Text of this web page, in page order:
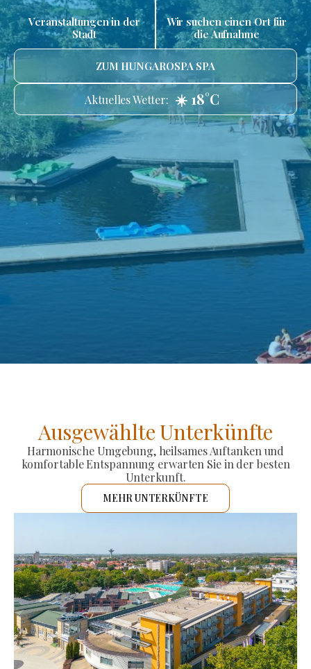
Veranstaltungen in der
Stadt
Wir suchen einen Ort für
die Aufnahme
ZUM HUNGAROSPA SPA
Aktuelles Wetter: ☀️ 18°C
Ausgewählte Unterkünfte
Harmonische Umgebung, heilsames Auftanken und
komfortable Entspannung erwarten Sie in der besten
Unterkunft.
MEHR UNTERKÜNFTE